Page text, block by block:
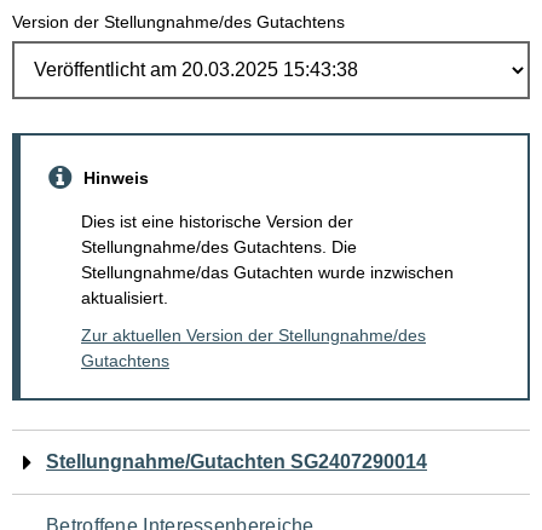
Version der Stellungnahme/des Gutachtens
Hinweis
Dies ist eine historische Version der
Stellungnahme/des Gutachtens. Die
Stellungnahme/das Gutachten wurde inzwischen
aktualisiert.
Zur aktuellen Version der Stellungnahme/des
Gutachtens
Navigation
für
Stellungnahme/Gutachten SG2407290014